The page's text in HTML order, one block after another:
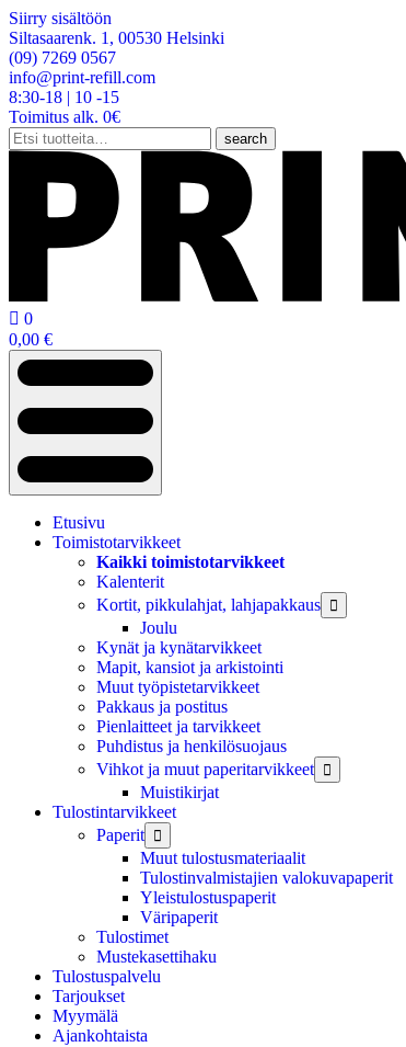
Siirry sisältöön
Siltasaarenk. 1, 00530 Helsinki
(09) 7269 0567
info@print-refill.com
8:30-18 | 10 -15
Toimitus alk. 0€
Etsi:
search
 0
0,00 €
Etusivu
Toimistotarvikkeet
Kaikki toimistotarvikkeet
Kalenterit
Kortit, pikkulahjat, lahjapakkaus

Joulu
Kynät ja kynätarvikkeet
Mapit, kansiot ja arkistointi
Muut työpistetarvikkeet
Pakkaus ja postitus
Pienlaitteet ja tarvikkeet
Puhdistus ja henkilösuojaus
Vihkot ja muut paperitarvikkeet

Muistikirjat
Tulostintarvikkeet
Paperit

Muut tulostusmateriaalit
Tulostinvalmistajien valokuvapaperit
Yleistulostuspaperit
Väripaperit
Tulostimet
Mustekasettihaku
Tulostuspalvelu
Tarjoukset
Myymälä
Ajankohtaista